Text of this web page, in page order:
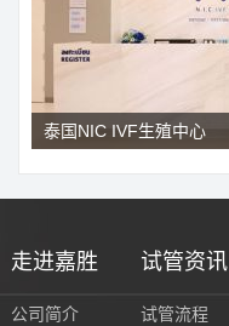
泰国NIC IVF生殖中心
走进嘉胜
公司简介
试管资讯
试管流程